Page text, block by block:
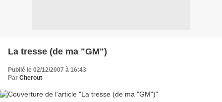
La tresse (de ma "GM")
Publié le 02/12/2007 à 16:43
Par Cherout